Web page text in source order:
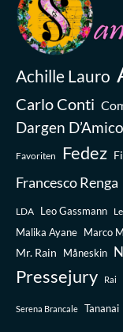
Achille Lauro
Carlo Conti
Dargen D’Amico
Favoriten Fedez
Francesco Renga
LDA Leo Gassmann
Malika Ayane Marco
Mr. Rain Måneskin
Pressejury Rai
Serena Brancale Tananai